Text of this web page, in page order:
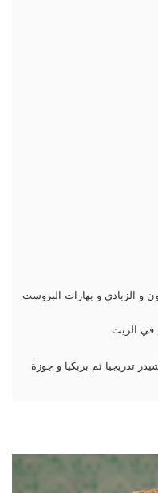
و الزبادي و بهارات البروست
في الزيت
تدريجيا ثم بربكيا و جوزة